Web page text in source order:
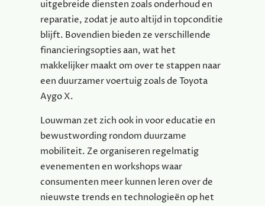
uitgebreide diensten zoals onderhoud en
reparatie, zodat je auto altijd in topconditie
blijft. Bovendien bieden ze verschillende
financieringsopties aan, wat het
makkelijker maakt om over te stappen naar
een duurzamer voertuig zoals de Toyota
Aygo X.
Louwman zet zich ook in voor educatie en
bewustwording rondom duurzame
mobiliteit. Ze organiseren regelmatig
evenementen en workshops waar
consumenten meer kunnen leren over de
nieuwste trends en technologieën op het